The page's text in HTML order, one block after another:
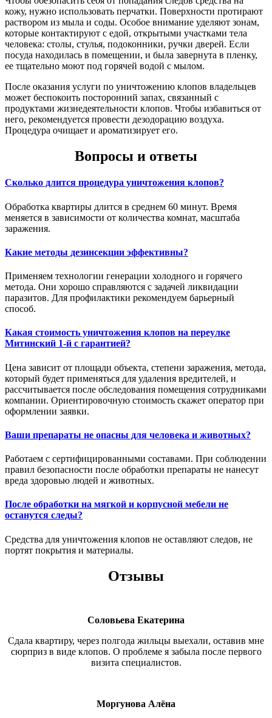
кожу, нужно использовать перчатки. Поверхности протирают
раствором из мыла и соды. Особое внимание уделяют зонам,
которые контактируют с едой, открытыми участками тела
человека: столы, стулья, подоконники, ручки дверей. Если
посуда находилась в помещении, и была завернута в пленку,
ее тщательно моют под горячей водой с мылом.
После оказания услуги по уничтожению клопов владельцев
может беспокоить посторонний запах, связанный с
продуктами жизнедеятельности клопов. Чтобы избавиться от
него, рекомендуется провести дезодорацию воздуха.
Процедура очищает и ароматизирует его.
Вопросы и ответы
Сколько длится процедура уничтожения клопов?
Обработка квартиры длится в среднем 60 минут. Время
меняется в зависимости от количества комнат, масштаба
заражения.
Какие методы дезинсекции эффективны?
Применяем технологии генерации холодного и горячего
метода. Они хорошо справляются с задачей ликвидации
паразитов. Для профилактики рекомендуем барьерный
способ.
Какая стоимость уничтожения клопов на переулке
Митинский 1-й с гарантией?
Цена зависит от площади объекта, степени заражения, метода,
который будет применяться для удаления вредителей, и
рассчитывается после обследования помещения сотрудниками
компании. Ориентировочную стоимость скажет оператор при
оформлении заявки.
Ваши препараты не опасны для человека и животных?
Работаем с сертифицированными составами. При соблюдении
правил безопасности после обработки препараты не нанесут
вреда здоровью людей и животных.
После обработки на мягкой и корпусной мебели не
останутся следы?
Средства для уничтожения клопов не оставляют следов, не
портят покрытия и материалы.
Отзывы
Соловьева Екатерина
Сдала квартиру, через полгода жильцы выехали, оставив мне
сюрприз в виде клопов. О проблеме я забыла после первого
визита специалистов.
Моргунова Алёна